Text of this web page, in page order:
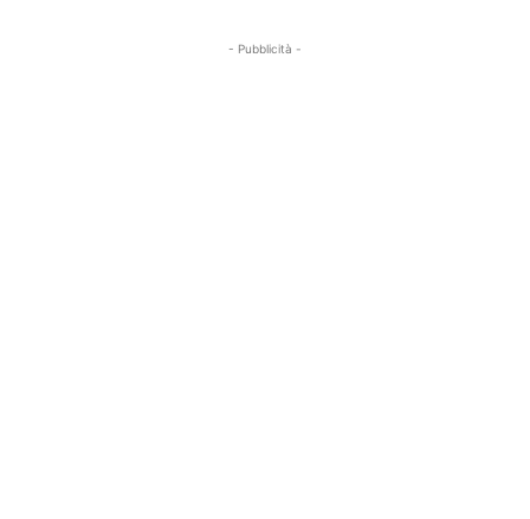
- Pubblicità -